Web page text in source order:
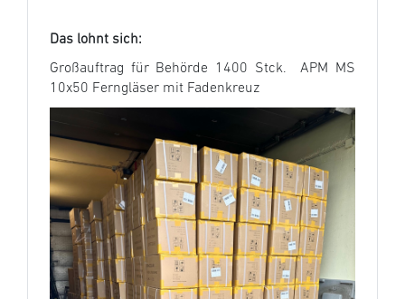
Das lohnt sich:
Großauftrag für Behörde 1400 Stck. APM MS
10x50 Ferngläser mit Fadenkreuz